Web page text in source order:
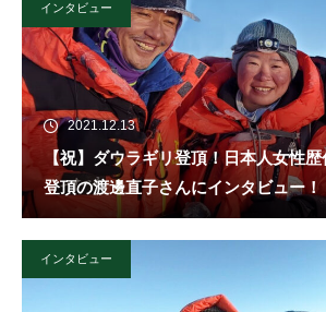
インタビュー
2021.12.13
【祝】ダウラギリ登頂！日本人女性
登頂の渡邊直子さんにインタビュー！
インタビュー